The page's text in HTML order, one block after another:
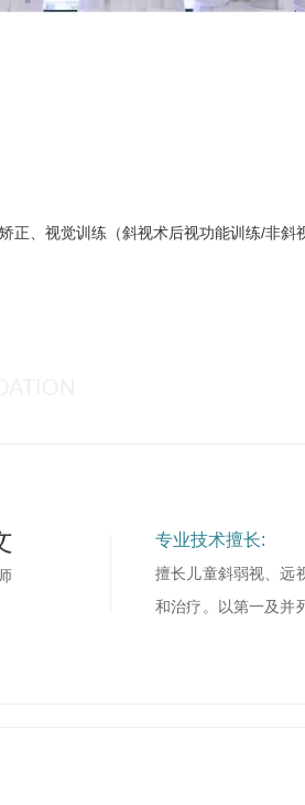
正、视觉训练（斜视术后视功能训练/非斜
专业技术擅长:
擅长儿童斜弱视、远
和治疗。以第一及并